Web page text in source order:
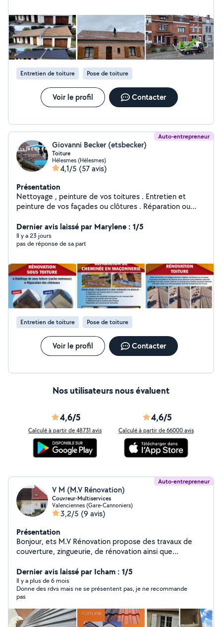
Entretien de toiture Pose de toiture
Voir le profil Contacter
Auto-entrepreneur
Giovanni Becker (etsbecker)
Toiture
Hélesmes (Hélesmes)
4,1/5 (57 avis)
Présentation
Nettoyage , peinture de vos toitures . Entretien et
peinture de vos façades ou clôtures . Réparation ou
laquée cache- moineaux .
Dernier avis laissé par Marylene : 1/5
Il y a 23 jours
pas de réponse de sa part
Entretien de toiture Pose de toiture
Voir le profil Contacter
Nos utilisateurs nous évaluent
4,6/5
Calculé à partir de 48731 avis
4,6/5
Calculé à partir de 66000 avis
Auto-entrepreneur
V M (M.V Rénovation)
Couvreur-Multiservices
Valenciennes (Gare-Cannoniers)
3,2/5 (9 avis)
Présentation
Bonjour, ets M.V Rénovation propose des travaux de
couverture, zingueurie, de rénovation ainsi que
divers (cheminée, solin mais aussi de nettoyage et de
démoussage..) pour plus d'informations, n'hésitez pas à
me contacter. devis, déplacement gratuit
Dernier avis laissé par Icham : 1/5
Il y a plus de 6 mois
Donne des rdvs mais ne se présentent pas, je ne recommande
pas